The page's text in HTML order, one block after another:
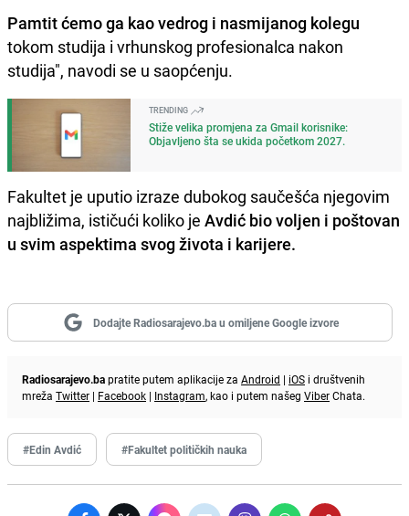
Pamtit ćemo ga kao vedrog i nasmijanog kolegu
tokom studija i vrhunskog profesionalca nakon
studija", navodi se u saopćenju.
TRENDING
Stiže velika promjena za Gmail korisnike:
Objavljeno šta se ukida početkom 2027.
Fakultet je uputio izraze dubokog saučešća njegovim
najbližima, ističući koliko je Avdić bio voljen i poštovan
u svim aspektima svog života i karijere.
Dodajte Radiosarajevo.ba u omiljene Google izvore
Radiosarajevo.bapratite putem aplikacije za Android | iOS i društvenih
mreža Twitter | Facebook | Instagram, kao i putem našeg ViberChata.
#Edin Avdić #Fakultet političkih nauka